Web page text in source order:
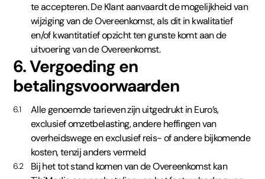
te accepteren. De Klant aanvaardt de mogelijkheid van
wijziging van de Overeenkomst, als dit in kwalitatief
en/of kwantitatief opzicht ten gunste komt aan de
uitvoering van de Overeenkomst.
6. Vergoeding en
betalingsvoorwaarden
6.1
Alle genoemde tarieven zijn uitgedrukt in Euro’s,
exclusief omzetbelasting, andere heffingen van
overheidswege en exclusief reis- of andere bijkomende
kosten, tenzij anders vermeld
6.2
Bij het tot stand komen van de Overeenkomst kan